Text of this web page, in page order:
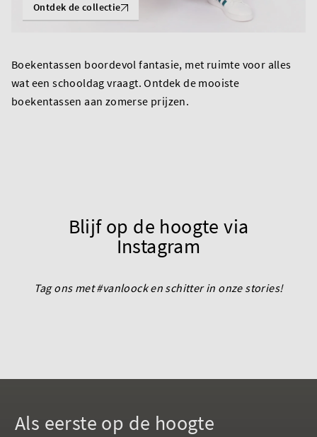
Ontdek de collectie
Boekentassen boordevol fantasie, met ruimte voor alles
wat een schooldag vraagt. Ontdek de mooiste
boekentassen aan zomerse prijzen.
Blijf op de hoogte via
Instagram
Tag ons met #vanloock en schitter in onze stories!
Als eerste op de hoogte